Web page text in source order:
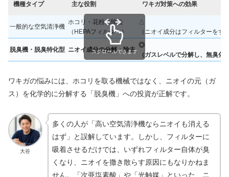
機種タイプ 主な役割 ワキガ対策への効果
一般的な空気清浄機
ホコリ・花粉の除去
（HEPAフィルター）
△
（ニオイ成分はフィルターをす
脱臭機・脱臭特化型 ニオイ成分の分解・除去
◎
（ガスレベルで分解し、無臭化
スクロールできます
ワキガの悩みには、ホコリを取る機械ではなく、ニオイの元（ガ
ス）を化学的に分解する「脱臭機」への投資が正解です。
大谷
多くの人が「高い空気清浄機ならニオイも消える
はず」と誤解しています。しかし、フィルターに
吸着させるだけでは、いずれフィルター自体が臭
くなり、ニオイを撒き散らす原因にもなりかねま
せん。「次亜塩素酸」や「光触媒」といった、ニ